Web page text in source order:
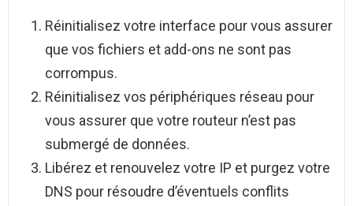
Réinitialisez votre interface pour vous assurer
que vos fichiers et add-ons ne sont pas
corrompus.
Réinitialisez vos périphériques réseau pour
vous assurer que votre routeur n’est pas
submergé de données.
Libérez et renouvelez votre IP et purgez votre
DNS pour résoudre d’éventuels conflits